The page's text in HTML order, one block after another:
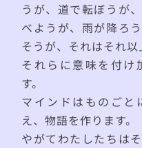
うが、道で転ぼうが
べようが、雨が降ろ
そうが、それはそれ以
それらに意味を付け
す。
マインドはものごと
え、物語を作ります。
やがてわたしたちは